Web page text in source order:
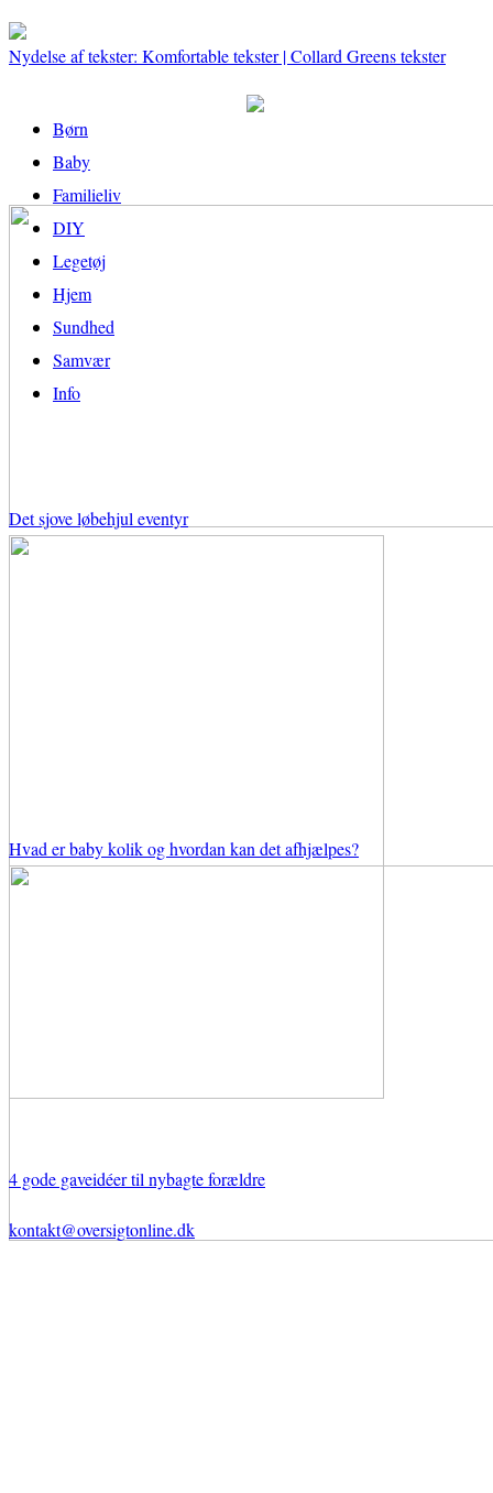
Nydelse af tekster: Komfortable tekster | Collard Greens tekster
Børn
Baby
Familieliv
DIY
Legetøj
Hjem
Sundhed
Samvær
Info
Det sjove løbehjul eventyr
Hvad er baby kolik og hvordan kan det afhjælpes?
4 gode gaveidéer til nybagte forældre
kontakt@oversigtonline.dk